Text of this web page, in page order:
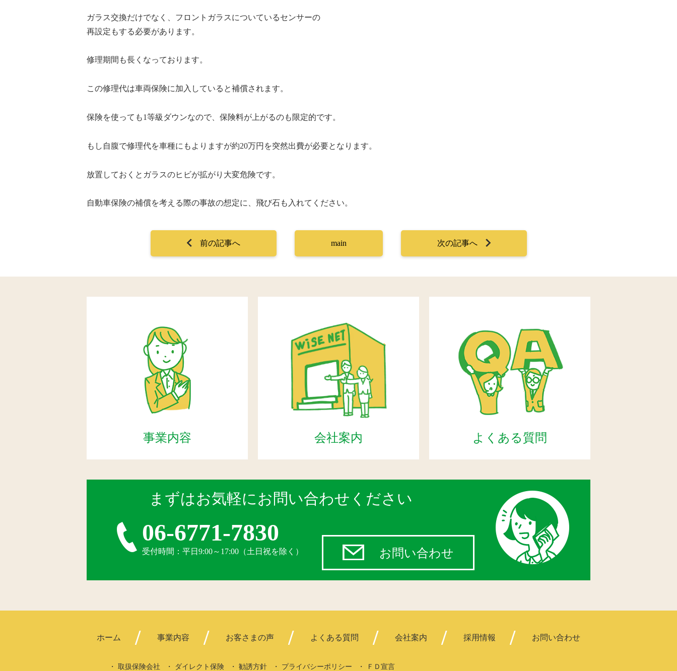
ガラス交換だけでなく、フロントガラスについているセンサーの
再設定もする必要があります。
修理期間も長くなっております。
この修理代は車両保険に加入していると補償されます。
保険を使っても1等級ダウンなので、保険料が上がるのも限定的です。
もし自腹で修理代を車種にもよりますが約20万円を突然出費が必要となります。
放置しておくとガラスのヒビが拡がり大変危険です。
自動車保険の補償を考える際の事故の想定に、飛び石も入れてください。
前の記事へ main 次の記事へ
事業内容 会社案内 よくある質問
まずはお気軽にお問い合わせください
06-6771-7830
受付時間：平日9:00～17:00（土日祝を除く） お問い合わせ
ホーム 事業内容 お客さまの声 よくある質問 会社案内 採用情報 お問い合わせ
取扱保険会社 ダイレクト保険 勧誘方針 プライバシーポリシー ＦＤ宣言